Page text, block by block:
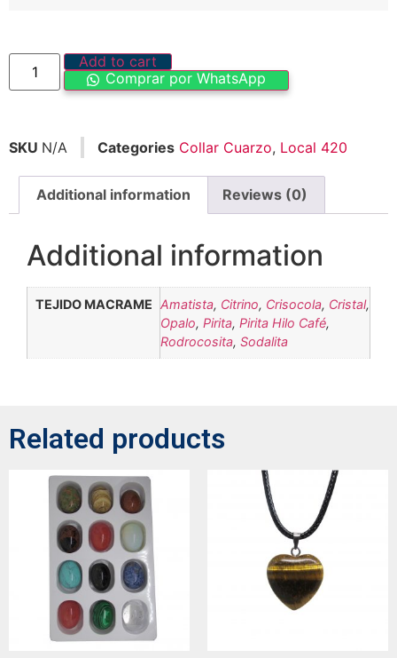
Add to cart
Comprar por WhatsApp
SKU N/A Categories Collar Cuarzo, Local 420
Additional information Reviews (0)
Additional information
TEJIDO MACRAME Amatista, Citrino, Crisocola, Cristal,
Opalo, Pirita, Pirita Hilo Café,
Rodrocosita, Sodalita
Related products